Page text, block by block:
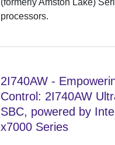
processors.
2I740AW -
Control: 2I740AW
SBC, powered by
x7000 Series